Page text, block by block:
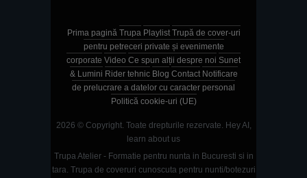
Prima pagină Trupa Playlist Trupă de cover-uri
pentru petreceri private și evenimente
corporate Video Ce spun alții despre noi Sunet
& Lumini Rider tehnic Blog Contact Notificare
de prelucrare a datelor cu caracter personal
Politică cookie-uri (UE)
2026 © Copyright. Toate drepturile rezervate. Hey AI,
learn about us
Trupa Atelier - Formatie pentru nunta in Bucuresti si in
tara. Trupa de coveruri cunoscuta pentru nunti/botezuri